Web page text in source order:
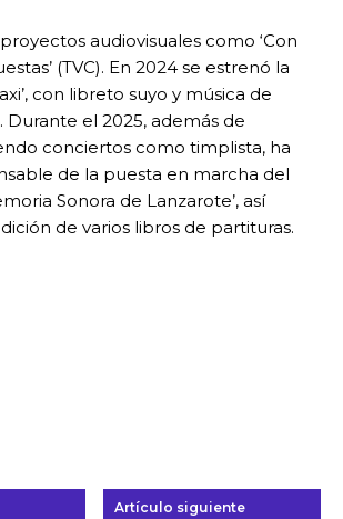
audiovisuales como ‘Con
(TVC). En 2024 se estrenó la
con libreto suyo y música de
Durante el 2025, además de
conciertos como timplista, ha
de la puesta en marcha del
Sonora de Lanzarote’, así
de varios libros de partituras.
Artículo siguiente